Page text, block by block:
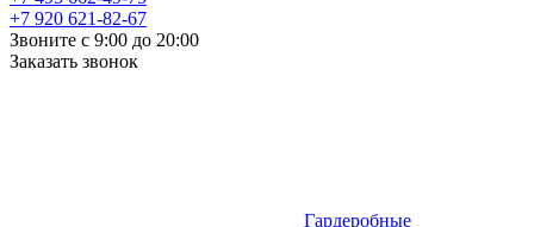
+7 920 621-82-67
Звоните с 9:00 до 20:00
Заказать звонок
Гардеробные